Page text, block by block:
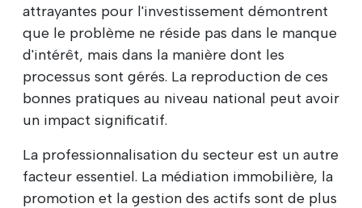
attrayantes pour l'investissement démontrent
que le problème ne réside pas dans le manque
d'intérêt, mais dans la manière dont les
processus sont gérés. La reproduction de ces
bonnes pratiques au niveau national peut avoir
un impact significatif.
La professionnalisation du secteur est un autre
facteur essentiel. La médiation immobilière, la
promotion et la gestion des actifs sont de plus